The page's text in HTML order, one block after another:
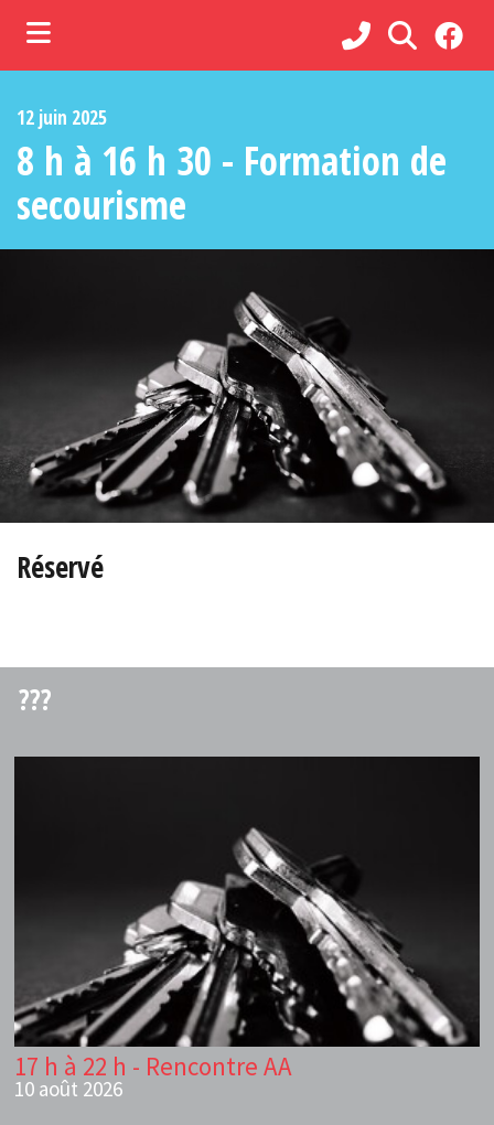
(Services )
(Loisirs, culture et vie communautaire )
12 juin 2025
8 h à 16 h 30 - Formation de
secourisme
Réservé
???
17 h à 22 h - Rencontre AA
10 août 2026